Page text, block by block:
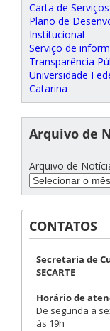
Carta de
Plano de
Institucional
Serviço de
Transparência
Universidade
Catarina
Arquivo de
Arquivo de
CONTATOS
Secretaria de
SECARTE
Horário de
De segunda a
às 19h